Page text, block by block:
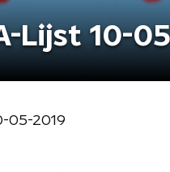
Lijst 10-
05-2019